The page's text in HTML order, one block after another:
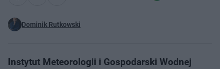
Dominik Rutkowski
Instytut Meteorologii i Gospodarski Wodnej